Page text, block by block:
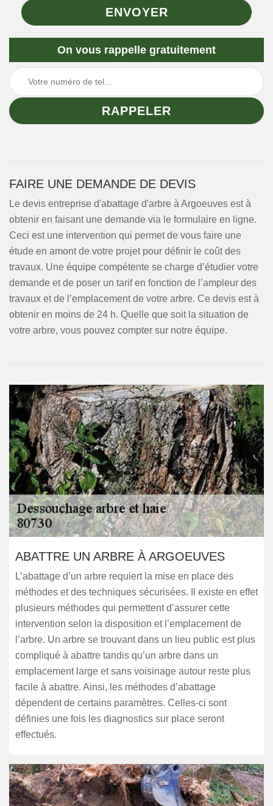
On vous rappelle gratuitement
FAIRE UNE DEMANDE DE DEVIS
Le devis entreprise d'abattage d'arbre à Argoeuves est à
obtenir en faisant une demande via le formulaire en ligne.
Ceci est une intervention qui permet de vous faire une
étude en amont de votre projet pour définir le coût des
travaux. Une équipe compétente se charge d’étudier votre
demande et de poser un tarif en fonction de l’ampleur des
travaux et de l’emplacement de votre arbre. Ce devis est à
obtenir en moins de 24 h. Quelle que soit la situation de
votre arbre, vous pouvez compter sur notre équipe.
ABATTRE UN ARBRE À ARGOEUVES
L’abattage d’un arbre requiert la mise en place des
méthodes et des techniques sécurisées. Il existe en effet
plusieurs méthodes qui permettent d’assurer cette
intervention selon la disposition et l’emplacement de
l’arbre. Un arbre se trouvant dans un lieu public est plus
compliqué à abattre tandis qu’un arbre dans un
emplacement large et sans voisinage autour reste plus
facile à abattre. Ainsi, les méthodes d’abattage
dépendent de certains paramètres. Celles-ci sont
définies une fois les diagnostics sur place seront
effectués.